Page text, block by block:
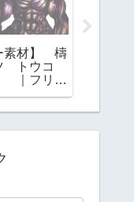
素材】 檮
トウコ
｜フリー